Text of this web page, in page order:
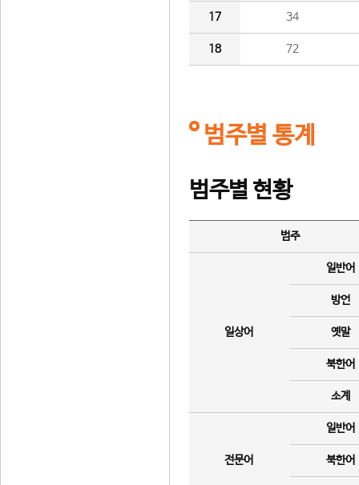
17 34
18 72
범주별 통계
범주별 현황
범주
일상어
일반어
방언
옛말
북한어
소계
전문어
일반어
북한어